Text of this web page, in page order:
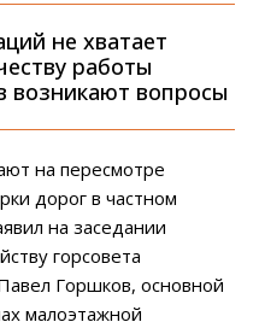
не хватает
работы
возникают вопросы
на пересмотре
дорог в частном
на заседании
горсовета
Горшков, основной
малоэтажной